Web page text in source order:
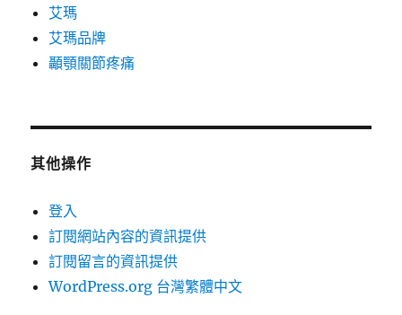
艾瑪
艾瑪品牌
顳顎關節疼痛
其他操作
登入
訂閱網站內容的資訊提供
訂閱留言的資訊提供
WordPress.org 台灣繁體中文